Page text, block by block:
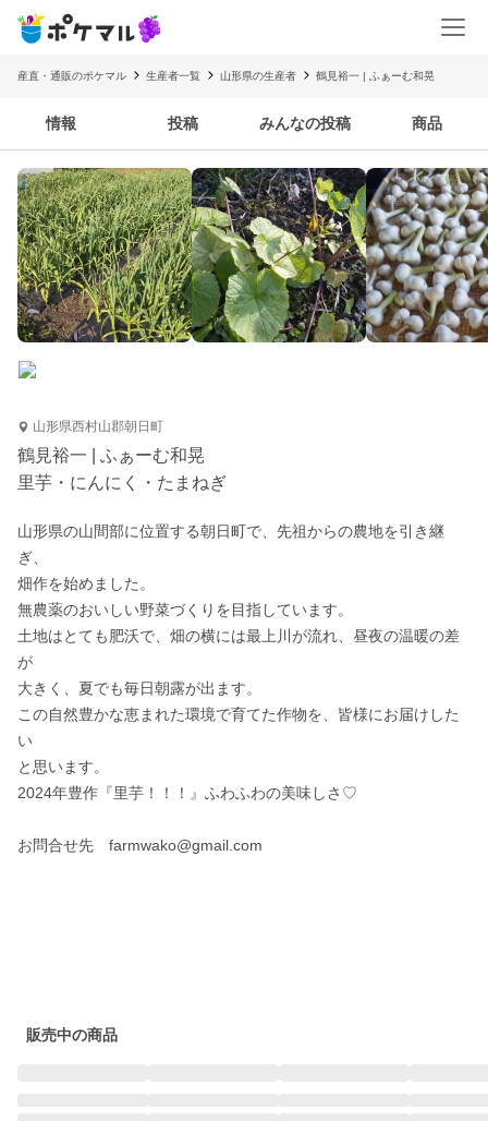
産直・通販のポケマル 生産者一覧 山形県の生産者 鶴見裕一 | ふぁーむ和晃
情報 投稿 みんなの投稿 商品
山形県西村山郡朝日町
鶴見裕一 | ふぁーむ和晃
里芋・にんにく・たまねぎ
山形県の山間部に位置する朝日町で、先祖からの農地を引き継
ぎ、
畑作を始めました。
無農薬のおいしい野菜づくりを目指しています。
土地はとても肥沃で、畑の横には最上川が流れ、昼夜の温暖の差
が
大きく、夏でも毎日朝露が出ます。
この自然豊かな恵まれた環境で育てた作物を、皆様にお届けした
い
と思います。
2024年豊作『里芋！！！』ふわふわの美味しさ♡
お問合せ先　farmwako@gmail.com
販売中の商品